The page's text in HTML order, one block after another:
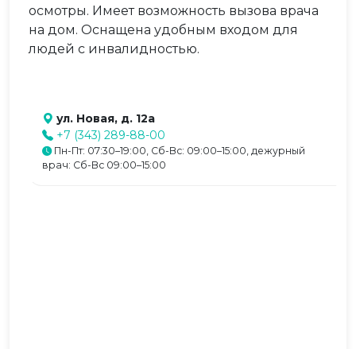
осмотры. Имеет возможность вызова врача
на дом. Оснащена удобным входом для
людей с инвалидностью.
ул. Новая, д. 12а
+7 (343) 289-88-00
Пн-Пт: 07:30–19:00, Сб-Вс: 09:00–15:00, дежурный
врач: Сб-Вс 09:00–15:00